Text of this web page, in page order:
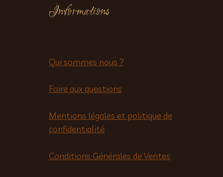
Informations
Qui sommes nous ?
Foire aux questions
Mentions légales et politique de
confidentialité
Conditions Générales de Ventes